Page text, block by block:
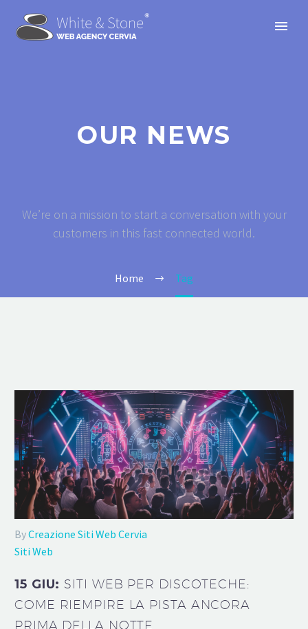
OUR NEWS
We’re on a mission to start a conversation with your
customers in this fast connected world.
Home Tag
ByCreazione Siti Web Cervia
Siti Web
15 GIU: SITI WEB PER DISCOTECHE:
COME RIEMPIRE LA PISTA ANCORA
PRIMA DELLA NOTTE